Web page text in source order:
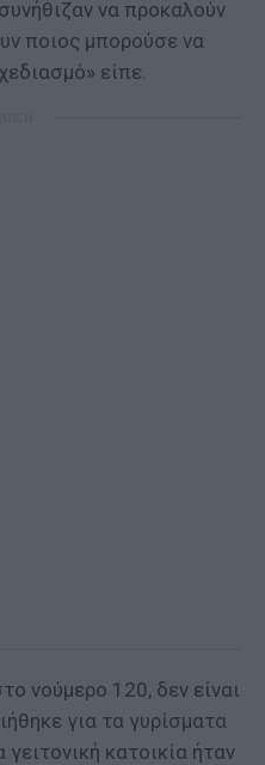
να προκαλούν
ποιος μπορούσε να
είπε.
νούμερο 120, δεν είναι
για τα γυρίσματα
κατοικία ήταν